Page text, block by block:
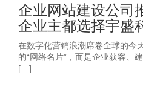
企业网站建设公司
企业主都选择宇盛
在数字化营销浪潮席卷全球的今
的“网络名片”，而是企业获客、
[…]